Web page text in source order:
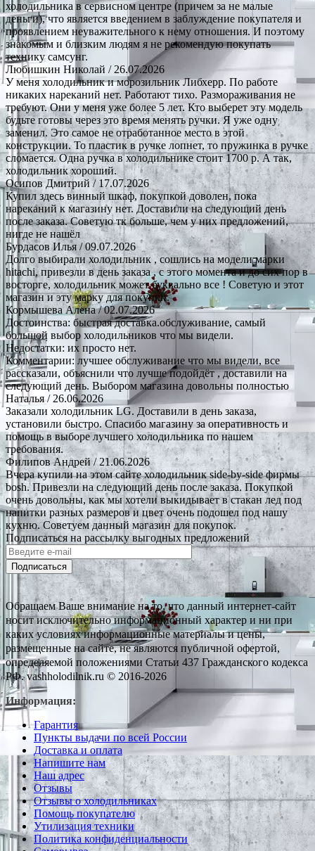
холодильника в сервисном центре (причем за не малые
деньги), что является введением в заблуждение покупателя и
проявлением неуважительного к нему отношения. И поэтому
знакомым и близким людям я не рекомендую покупать
технику самсунг.
Любишкин Николай / 26.07.2026
У меня холодильник и морозильник Либхерр. По работе
никаких нареканий нет. Работают тихо. Размораживания не
требуют. Они у меня уже более 5 лет. Кто выберет эту модель
будьте готовы через это время менять ручки. Я уже одну
заменил. Это самое не отработанное место в этой
конструкции. То пластик в ручке лопнет, то пружинка в ручке
сломается. Одна ручка в холодильнике стоит 1700 р. А так,
холодильник хороший.
Осипов Дмитрий/ 17.07.2026
Купил здесь винный шкаф, покупкой доволен, пока
нареканий к магазину нет. Доставили на следующий день
после заказа. Советую тк больше, чем у них предложений,
нигде не нашёл
Бурдасов Илья/ 09.07.2026
Долго выбирали холодильник , сошлись на модели марки
hitachi, привезли в день заказа , с этого момента и до сих пор в
восторге, холодильник может буквально все ! Советую и этот
магазин и эту марку для покупки.
Кормышева Алена/ 02.07.2026
Достоинства: быстрая доставка.обслуживание, самый
большой выбор холодильников что мы видели.
Недостатки: их просто нет.
Комментарии: лучшее обслуживание что мы видели, все
рассказали, объяснили что лучше подойдёт , доставили на
следующий день. Выбором магазина довольны полностью
Наталья/ 26.06.2026
Заказали холодильник LG. Доставили в день заказа,
установили быстро. Спасибо магазину за оперативность и
помощь в выборе лучшего холодильника по нашем
требования.
Филипов Андрей/ 21.06.2026
Вчера купили на этом сайте холодильник side-by-side фирмы
bosh. Привезли на следующий день после заказа. Покупкой
очень довольны, как мы хотели выкидывает в стакан лед под
напитки разных размеров и цвет очень подошел под нашу
кухню. Советуем данный магазин для покупок.
Подписаться на рассылку выгодных предложений
Подписаться
Обращаем Ваше внимание на то, что данный интернет-сайт
носит исключительно информационный характер и ни при
каких условиях информационные материалы и цены,
размещенные на сайте, не являются публичной офертой,
определяемой положениями Статьи 437 Гражданского кодекса
РФ. vashholodilnik.ru © 2016-2026
Информация:
Гарантия
Пункты выдачи по всей России
Доставка и оплата
Напишите нам
Наш адрес
Отзывы
Отзывы о холодильниках
Помощь покупателю
Утилизация техники
Политика конфиденциальности